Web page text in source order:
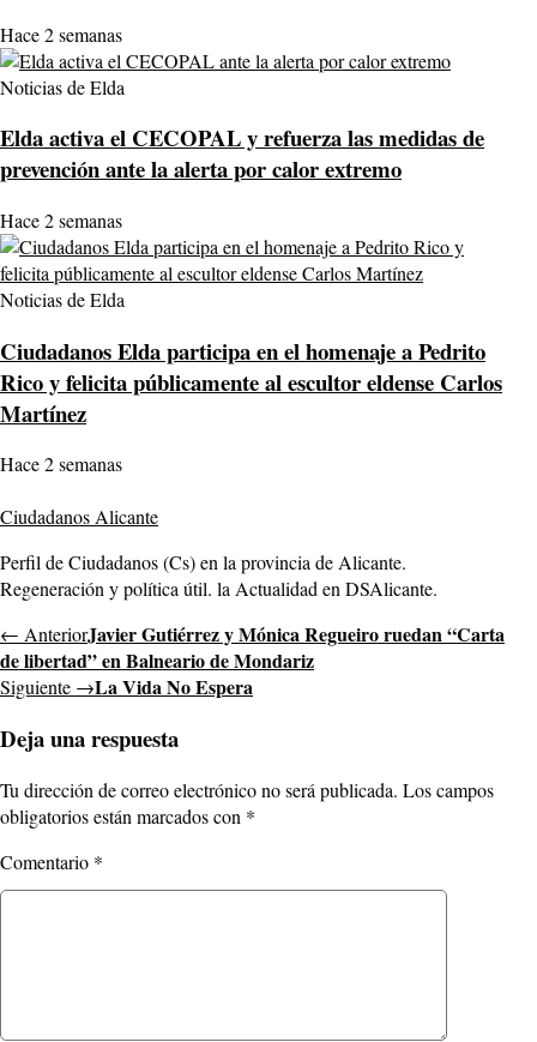
Hace 2 semanas
Noticias de Elda
Elda activa el CECOPAL y refuerza las medidas de
prevención ante la alerta por calor extremo
Hace 2 semanas
Noticias de Elda
Ciudadanos Elda participa en el homenaje a Pedrito
Rico y felicita públicamente al escultor eldense Carlos
Martínez
Hace 2 semanas
Ciudadanos Alicante
Perfil de Ciudadanos (Cs) en la provincia de Alicante.
Regeneración y política útil. la Actualidad en DSAlicante.
← AnteriorJavier Gutiérrez y Mónica Regueiro ruedan “Carta
de libertad” en Balneario de Mondariz
Siguiente →La Vida No Espera
Deja una respuesta
Tu dirección de correo electrónico no será publicada. Los campos
obligatorios están marcados con *
Comentario *